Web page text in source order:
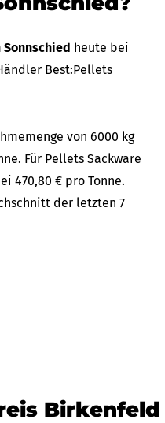
heute bei
Best:Pellets
von 6000 kg
Für Pellets Sackware
470,80 € pro Tonne.
der letzten 7
Birkenfeld